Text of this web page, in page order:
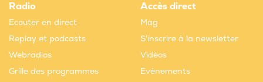
Radio
Ecouter en direct
Replay et podcasts
Webradios
Grille des programmes
Accès direct
Mag
S'inscrire à la newsletter
Vidéos
Evènements